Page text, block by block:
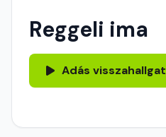
Reggeli ima
Adás